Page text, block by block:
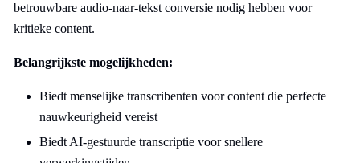
betrouwbare audio-naar-tekst conversie nodig hebben voor
kritieke content.
Belangrijkste mogelijkheden:
Biedt menselijke transcribenten voor content die perfecte
nauwkeurigheid vereist
Biedt AI-gestuurde transcriptie voor snellere